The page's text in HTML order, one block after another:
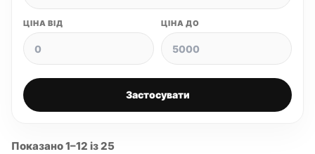
ЦІНА ВІД ЦІНА ДО
Застосувати
Показано 1–12 із 25